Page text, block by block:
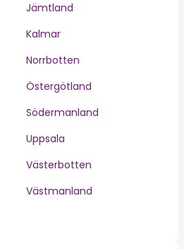
Jämtland
Kalmar
Norrbotten
Östergötland
Södermanland
Uppsala
Västerbotten
Västmanland